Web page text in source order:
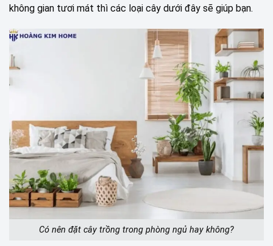
không gian tươi mát thì các loại cây dưới đây sẽ giúp bạn.
Có nên đặt cây trồng trong phòng ngủ hay không?